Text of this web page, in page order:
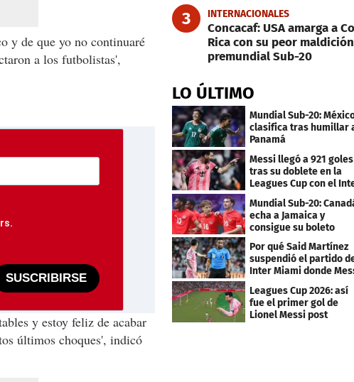
y de que yo no continuaré
a los futbolistas',
SUSCRIBIRSE
y estoy feliz de acabar
últimos choques', indicó
3 INTERNACIONALES
Concacaf: USA amarga a
Rica con su peor
premundial Sub-20
LO ÚLTIMO
Mundial Sub-20:
clasifica tras humillar
Panamá
Messi llegó a 921 goles
tras su doblete en la
Leagues Cup con el
Miami
Mundial Sub-20:
echa a Jamaica y
consigue su boleto
Por qué Said Martínez
suspendió el partido
Inter Miami donde
Leagues Cup 2026: así
fue el primer gol de
Lionel Messi post